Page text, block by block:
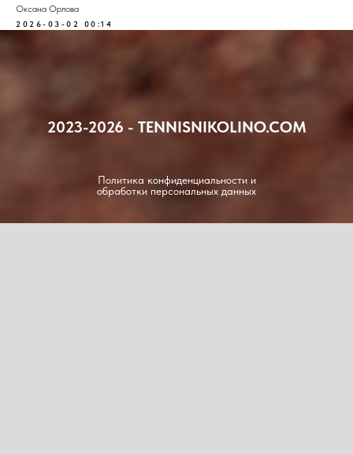
Оксана Орлова
2026-03-02 00:14
2023-2026 - TENNISNIKOLINO.COM
Политика конфиденциальности и
обработки персональных данных